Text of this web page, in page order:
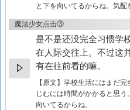
と下を向いてるからね。気配
魔法少女点击③
是不是还没完全习惯学
在人际交往上。不过这
有在往前看的嘛。
【原文】 学校生活にはまだ完
じむには時間がかかると思
向いてるからね。